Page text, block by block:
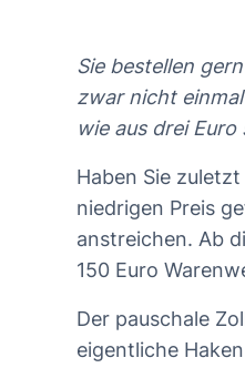
Sie bestellen
zwar nicht
wie aus drei
Haben Sie
niedrigen Preis
anstreichen. Ab
150 Euro
Der pauschale
eigentliche